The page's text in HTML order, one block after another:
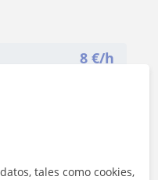
8 €/h
tales como cookies,